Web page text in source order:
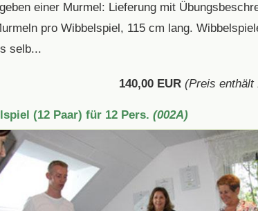
einer Murmel: Lieferung mit
pro Wibbelspiel, 115 cm lang.
selb...
140,00 EUR (Preis enthält
(12 Paar) für 12 Pers. (002A)